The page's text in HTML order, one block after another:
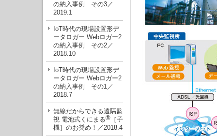
の納入事例 その3／
2019.1
IoT時代の現場設置形デ
ータロガー Webロガー2
の納入事例 その2／
2018.10
IoT時代の現場設置形デ
ータロガー Webロガー2
の納入事例 その1／
2018.7
無線だからできる遠隔監
視 電池式くにまる® ［子
機］のお奨め！／2018.4